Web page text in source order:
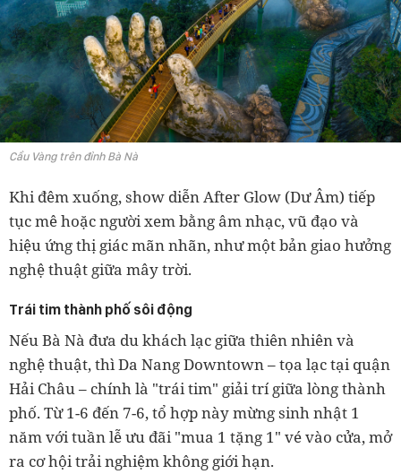
Cầu Vàng trên đỉnh Bà Nà
Khi đêm xuống, show diễn After Glow (Dư Âm) tiếp
tục mê hoặc người xem bằng âm nhạc, vũ đạo và
hiệu ứng thị giác mãn nhãn, như một bản giao hưởng
nghệ thuật giữa mây trời.
Trái tim thành phố sôi động
Nếu Bà Nà đưa du khách lạc giữa thiên nhiên và
nghệ thuật, thì Da Nang Downtown – tọa lạc tại quận
Hải Châu – chính là "trái tim" giải trí giữa lòng thành
phố. Từ 1-6 đến 7-6, tổ hợp này mừng sinh nhật 1
năm với tuần lễ ưu đãi "mua 1 tặng 1" vé vào cửa, mở
ra cơ hội trải nghiệm không giới hạn.